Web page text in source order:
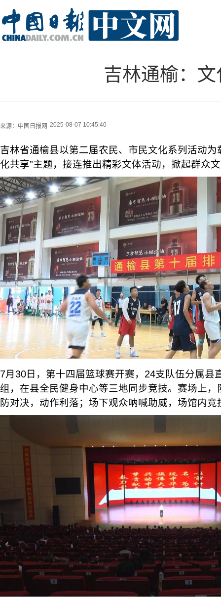
吉林通榆：
来源： 中国日报网 2025-08-07 10:45:40
吉林省通榆县以第二届农民、市民文化系列活动为
化共享”主题，接连推出精彩文体活动，掀起群众
7月30日，第十四届篮球赛开赛，24支队伍分属县
组，在县全民健身中心等三地同步竞技。赛场上
防对决，动作利落；场下观众呐喊助威，场馆内竞